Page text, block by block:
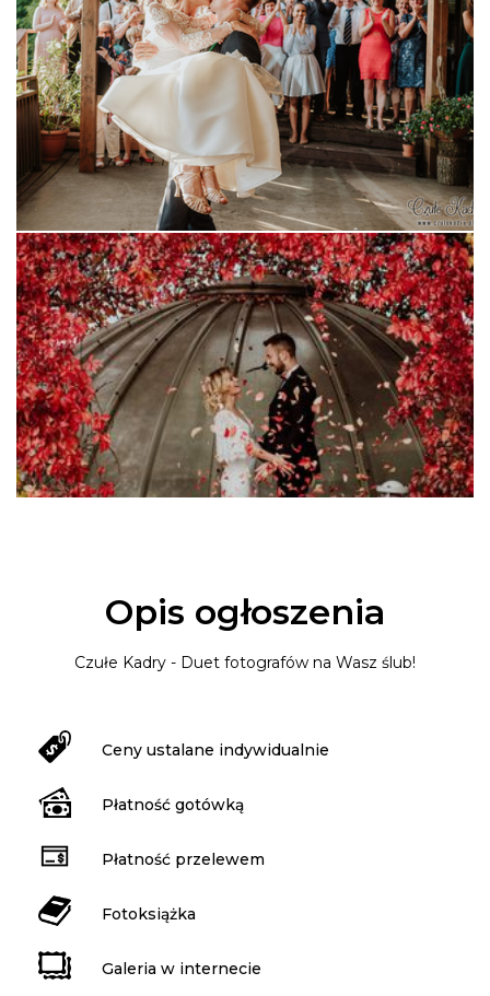
Opis ogłoszenia
Czułe Kadry - Duet fotografów na Wasz ślub!
Ceny ustalane indywidualnie
Płatność gotówką
Płatność przelewem
Fotoksiążka
Galeria w internecie